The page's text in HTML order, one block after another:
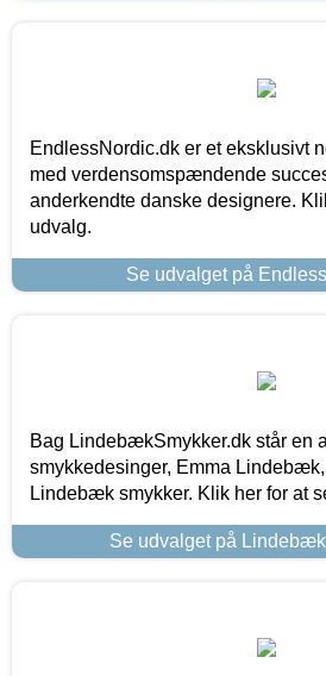
EndlessNordic.dk er et eksklusivt
med verdensomspændende
anderkendte danske designere.
udvalg.
Se udvalget på
Bag LindebækSmykker.dk står en
smykkedesinger, Emma
Lindebæk smykker. Klik her for at
Se udvalget på